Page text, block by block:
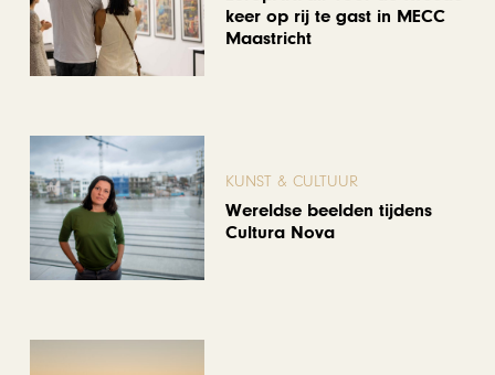
keer op rij te gast in MECC
Maastricht
KUNST & CULTUUR
Wereldse beelden tijdens
Cultura Nova